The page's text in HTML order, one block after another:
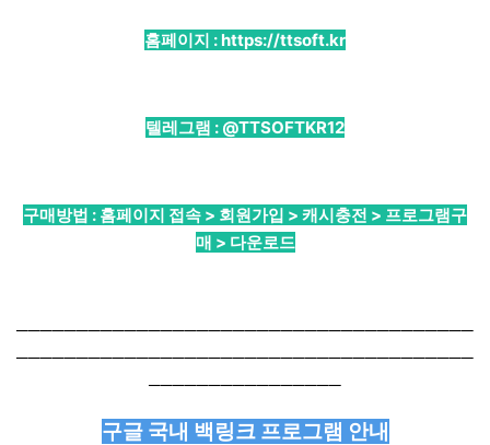
홈페이지 :https://ttsoft.kr
텔레그램 : @TTSOFTKR12
구매방법 : 홈페이지 접속 > 회원가입 > 캐시충전 > 프로그램구
매 > 다운로드
──────────────────────────────────────
──────────────────────────────────────
────────────────
구글 국내 백링크 프로그램 안내